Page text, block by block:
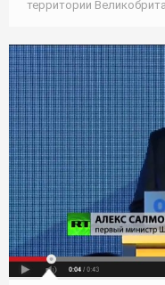
территории